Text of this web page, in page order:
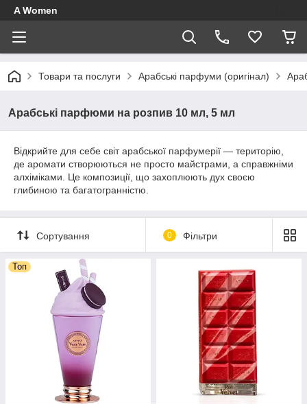
A Women
Товари та послуги Арабські парфуми (оригінал)
Арабські парфюми на розпив 10 мл, 5 мл
Відкрийте для себе світ арабської парфумерії — територію,
де аромати створюються не просто майстрами, а справжніми
алхіміками. Це композиції, що захоплюють дух своєю
глибиною та багатогранністю.
Сортування 0 Фільтри
Топ